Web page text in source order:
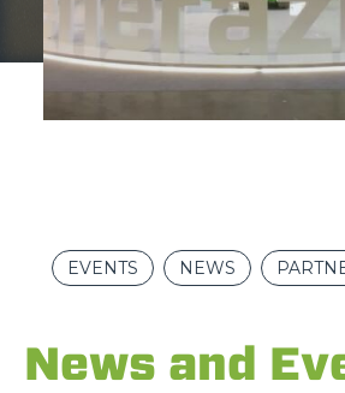
EVENTS NEWS
News and